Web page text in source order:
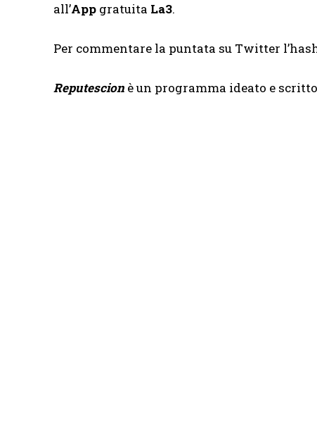
all’App gratuita La3.
Per commentare la puntata su Twitter
Reputescion è un programma ideato e